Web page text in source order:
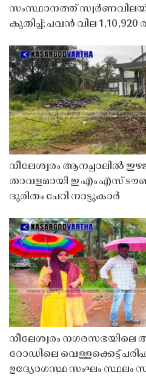
സംസ്ഥാനത്ത്
കുതിപ്പ്; പവൻ വില
നീലേശ്വരം ആനച്ചാലിൽ
താവളമായി ഇ എം എസ്
ദുരിതം പേറി നാട്ടുകാർ
നീലേശ്വരം നഗരസഭയിലെ
റോഡിലെ വെള്ളക്കെട്ട്
ഉദ്യോഗസ്ഥ സംഘം സ്ഥലം